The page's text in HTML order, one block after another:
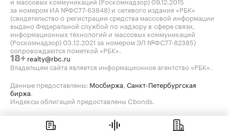
за номером ИА №ФС77-63848) и сетевого издания «РБК»
(свидетельство о регистрации средства массовой информации
выдано Федеральной службой по надзору в сфере связи,
информационных технологий и массовых коммуникаций
(Роскомнадзор) 03.12.2021 за номером ЭЛ №ФС77-82385)
сопровождаются пометкой «РБК».
18+ realty@rbc.ru
Владельцем сайта является информационное агентство «РБК».
Данные предоставлены: Мосбиржа Санкт-Петербургская
биржа
Индексы облигаций предоставлены Cbonds.